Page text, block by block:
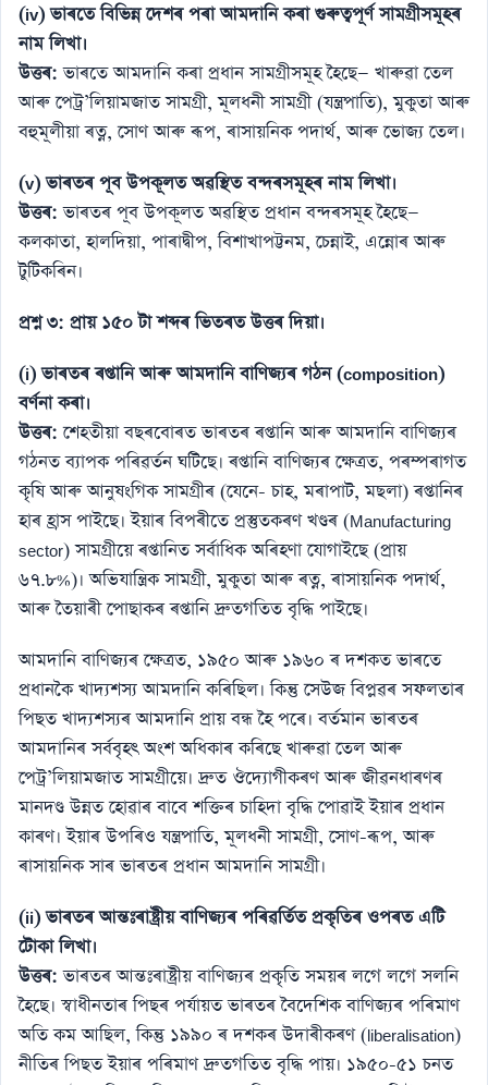
(iv) ভাৰতে বিভিন্ন দেশৰ পৰা আমদানি কৰা গুৰুত্বপূৰ্ণ সামগ্ৰীসমূহৰ
নাম লিখা।
উত্তৰ: ভাৰতে আমদানি কৰা প্ৰধান সামগ্ৰীসমূহ হৈছে— খাৰুৱা তেল
আৰু পেট্ৰ’লিয়ামজাত সামগ্ৰী, মূলধনী সামগ্ৰী (যন্ত্ৰপাতি), মুকুতা আৰু
বহুমূলীয়া ৰত্ন, সোণ আৰু ৰূপ, ৰাসায়নিক পদাৰ্থ, আৰু ভোজ্য তেল।
(v) ভাৰতৰ পূব উপকূলত অৱস্থিত বন্দৰসমূহৰ নাম লিখা।
উত্তৰ: ভাৰতৰ পূব উপকূলত অৱস্থিত প্ৰধান বন্দৰসমূহ হৈছে—
কলকাতা, হালদিয়া, পাৰাদ্বীপ, বিশাখাপট্টনম, চেন্নাই, এন্নোৰ আৰু
টুটিকৰিন।
প্ৰশ্ন ৩: প্ৰায় ১৫০ টা শব্দৰ ভিতৰত উত্তৰ দিয়া।
(i) ভাৰতৰ ৰপ্তানি আৰু আমদানি বাণিজ্যৰ গঠন (composition)
বৰ্ণনা কৰা।
উত্তৰ: শেহতীয়া বছৰবোৰত ভাৰতৰ ৰপ্তানি আৰু আমদানি বাণিজ্যৰ
গঠনত ব্যাপক পৰিৱৰ্তন ঘটিছে। ৰপ্তানি বাণিজ্যৰ ক্ষেত্ৰত, পৰম্পৰাগত
কৃষি আৰু আনুষংগিক সামগ্ৰীৰ (যেনে- চাহ, মৰাপাট, মছলা) ৰপ্তানিৰ
হাৰ হ্ৰাস পাইছে। ইয়াৰ বিপৰীতে প্ৰস্তুতকৰণ খণ্ডৰ (Manufacturing
sector) সামগ্ৰীয়ে ৰপ্তানিত সৰ্বাধিক অৰিহণা যোগাইছে (প্ৰায়
৬৭.৮%)। অভিযান্ত্ৰিক সামগ্ৰী, মুকুতা আৰু ৰত্ন, ৰাসায়নিক পদাৰ্থ,
আৰু তৈয়াৰী পোছাকৰ ৰপ্তানি দ্ৰুতগতিত বৃদ্ধি পাইছে।
আমদানি বাণিজ্যৰ ক্ষেত্ৰত, ১৯৫০ আৰু ১৯৬০ ৰ দশকত ভাৰতে
প্ৰধানকৈ খাদ্যশস্য আমদানি কৰিছিল। কিন্তু সেউজ বিপ্লৱৰ সফলতাৰ
পিছত খাদ্যশস্যৰ আমদানি প্ৰায় বন্ধ হৈ পৰে। বৰ্তমান ভাৰতৰ
আমদানিৰ সৰ্ববৃহৎ অংশ অধিকাৰ কৰিছে খাৰুৱা তেল আৰু
পেট্ৰ’লিয়ামজাত সামগ্ৰীয়ে। দ্ৰুত ঔদ্যোগীকৰণ আৰু জীৱনধাৰণৰ
মানদণ্ড উন্নত হোৱাৰ বাবে শক্তিৰ চাহিদা বৃদ্ধি পোৱাই ইয়াৰ প্ৰধান
কাৰণ। ইয়াৰ উপৰিও যন্ত্ৰপাতি, মূলধনী সামগ্ৰী, সোণ-ৰূপ, আৰু
ৰাসায়নিক সাৰ ভাৰতৰ প্ৰধান আমদানি সামগ্ৰী।
(ii) ভাৰতৰ আন্তঃৰাষ্ট্ৰীয় বাণিজ্যৰ পৰিৱৰ্তিত প্ৰকৃতিৰ ওপৰত এটি
টোকা লিখা।
উত্তৰ: ভাৰতৰ আন্তঃৰাষ্ট্ৰীয় বাণিজ্যৰ প্ৰকৃতি সময়ৰ লগে লগে সলনি
হৈছে। স্বাধীনতাৰ পিছৰ পৰ্যায়ত ভাৰতৰ বৈদেশিক বাণিজ্যৰ পৰিমাণ
অতি কম আছিল, কিন্তু ১৯৯০ ৰ দশকৰ উদাৰীকৰণ (liberalisation)
নীতিৰ পিছত ইয়াৰ পৰিমাণ দ্ৰুতগতিত বৃদ্ধি পায়। ১৯৫০-৫১ চনত